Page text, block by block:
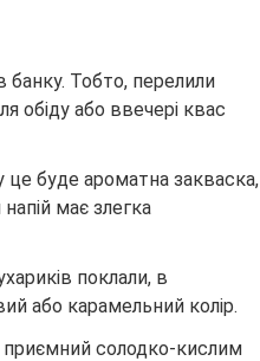
банку. Тобто, перелили
обіду або ввечері квас
це буде ароматна закваска,
має злегка
поклали, в
або карамельний колір.
солодко-кислим